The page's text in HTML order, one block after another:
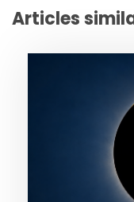
Articles